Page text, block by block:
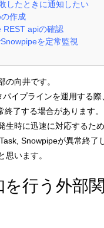
したときに通知したい
作成
REST apiの確認
を定常監視
の向井です。
イプラインを運用する
了する場合があります。
生時に迅速に対応するた
Snowpipeが異常終了
思います。
を行う外部